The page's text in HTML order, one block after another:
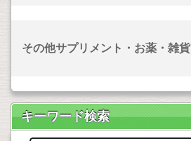
その他サプリメント・お薬・雑貨
キーワード検索